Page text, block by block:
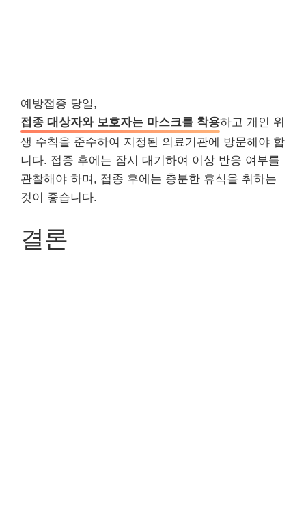
예방접종 당일,
접종 대상자와 보호자는 마스크를 착용하고 개인 위
생 수칙을 준수하여 지정된 의료기관에 방문해야 합
니다. 접종 후에는 잠시 대기하여 이상 반응 여부를
관찰해야 하며, 접종 후에는 충분한 휴식을 취하는
것이 좋습니다.
결론